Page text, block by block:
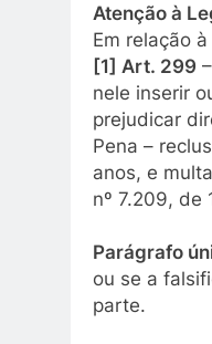
Atenção à
Em relação
[1] Art. 299
nele inserir
prejudicar
Pena –
anos, e
nº 7.209, de
Parágrafo
ou se a
parte.